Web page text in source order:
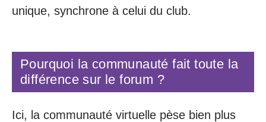
unique, synchrone à celui du club.
Pourquoi la communauté fait toute la
différence sur le forum ?
Ici, la communauté virtuelle pèse bien plus